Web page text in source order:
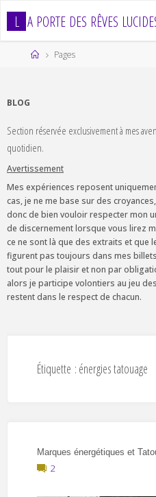
L A PORTE DES RÊVES LUCIDE
HomePages
BLOG
Section réservée exclusivement à mes
quotidien.
Avertissement
Mes expériences reposent
cas, je ne me base sur des
donc de bien vouloir respecter mon
de discernement lorsque vous lirez
ce ne sont là que des extraits et que
figurent pas toujours dans mes
tout pour le plaisir et non par
alors je participe volontiers au jeu
restent dans le respect de chacun.
Étiquette : énergies tatouage
Marques énergétiques et
2